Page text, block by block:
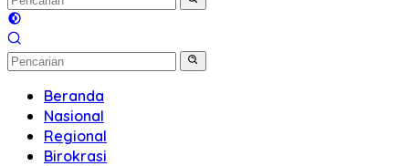
Beranda
Nasional
Regional
Birokrasi